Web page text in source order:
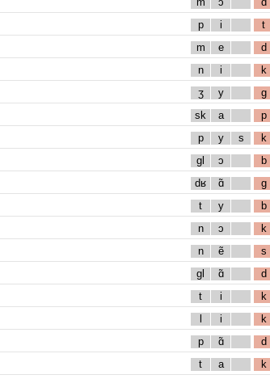
p i t
m e d
n i k
ʒ y g
sk a p
p y s k
gl ɔ b
dʁ ɑ̃ g
t y b
n ɔ k
n ẽ s
gl ɑ̃ d
t i k
l i k
p ɑ̃ d
t a k